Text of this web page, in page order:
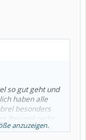
so gut geht und
haben alle
besonders
Beispiel recht
auch-
anzuzeigen.